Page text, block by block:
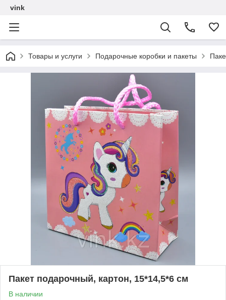
vink
Товары и услуги Подарочные коробки и пакеты
Пакет подарочный, картон, 15*14,5*6 см
В наличии